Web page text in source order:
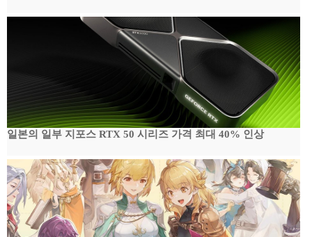
일본의 일부 지포스 RTX 50 시리즈 가격 최대 40% 인상